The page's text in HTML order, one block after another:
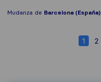
Mudanza de Barcelona (España)
1 2